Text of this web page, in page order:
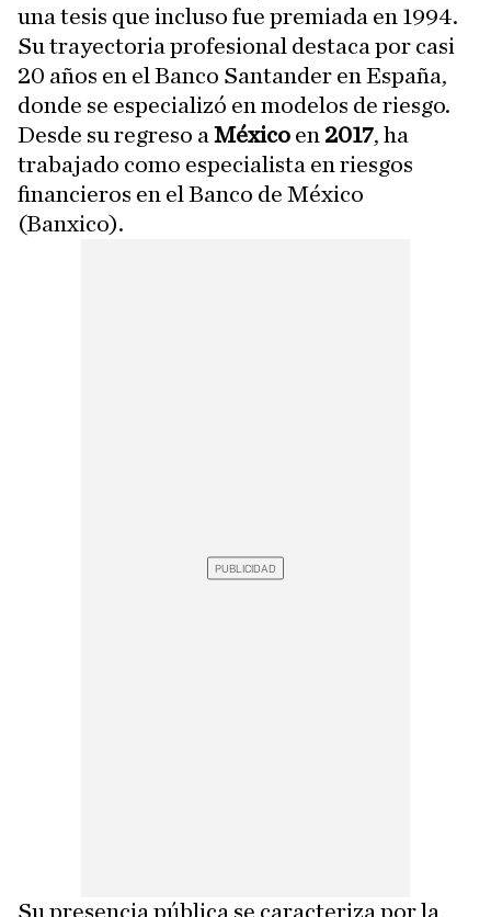
una tesis que incluso fue premiada en 1994.
Su trayectoria profesional destaca por casi
20 años en el Banco Santander en España,
donde se especializó en modelos de riesgo.
Desde su regreso a México en 2017, ha
trabajado como especialista en riesgos
financieros en el Banco de México
(Banxico).
Su presencia pública se caracteriza por la